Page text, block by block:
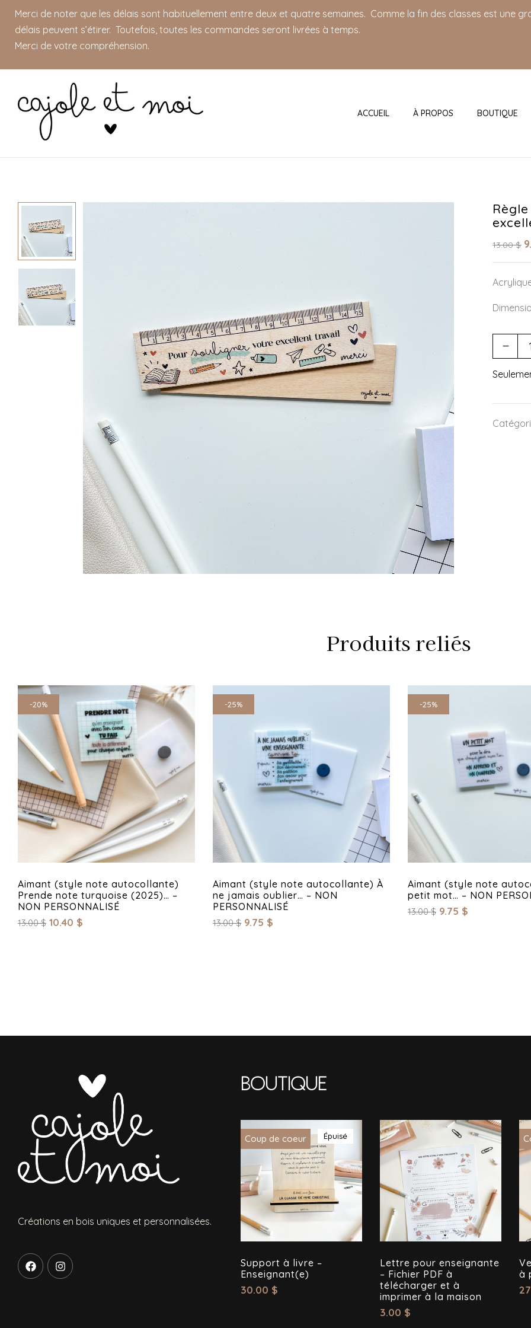
Merci de noter que les délais sont habituellement entre deux et quatre semaines. Comme la fin des classes est une
délais peuvent s’étirer. Toutefois, toutes les commandes seront livrées à temps.
Merci de votre compréhension.
ACCUEIL À PROPOS BOUTIQUE
13.00$
Produits reliés
-20%
Aimant (style note autocollante)
Prende note turquoise (2025)… –
NON PERSONNALISÉ
13.00$ 10.40 $
-25%
Aimant (style note autocollante) À
ne jamais oublier… – NON
PERSONNALISÉ
13.00$ 9.75 $
-25%
Aimant (style note
petit mot… – NON
13.00$ 9.75 $
Créations en bois uniques et personnalisées.
Boutique
Coup de coeur Épuisé
Support à livre –
Enseignant(e)
30.00 $
Lettre pour enseignante
– Fichier PDF à
télécharger et à
imprimer à la maison
3.00 $
à